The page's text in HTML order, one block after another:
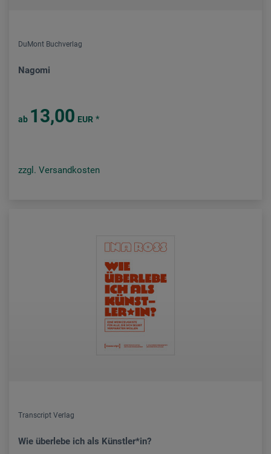
DuMont Buchverlag
Nagomi
ab 13,00 EUR *
zzgl. Versandkosten
Transcript Verlag
Wie überlebe ich als Künstler*in?